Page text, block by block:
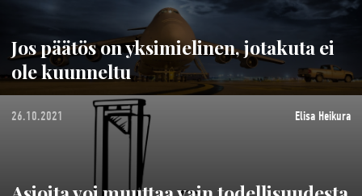
Jos päätös on yksimielinen, jotakuta ei
ole kuunneltu
26.10.2021 Elisa Heikura